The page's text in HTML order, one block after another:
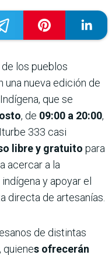
los pueblos
una nueva edición de
que se
, de 09:00 a 20:00,
333 casi
libre y gratuito para
acercar a la
y apoyar el
directa de artesanías.
de distintas
quienes ofrecerán